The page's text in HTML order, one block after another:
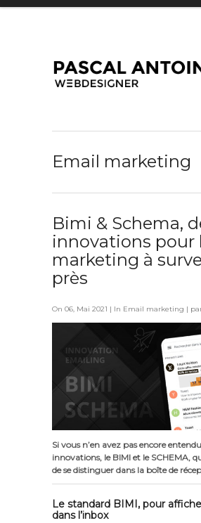
Email marketing
Bimi & Schema,
innovations pour
marketing à
près
On 06, Mai 2021 | In Email marketing |
Si vous n’en avez pas encore
innovations, le BIMI et le SCHEMA,
de se distinguer dans la boîte de
Le standard BIMI, pour
dans l’inbox